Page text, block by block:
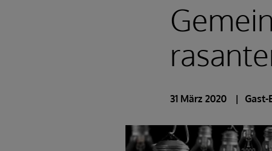
31 März 2020